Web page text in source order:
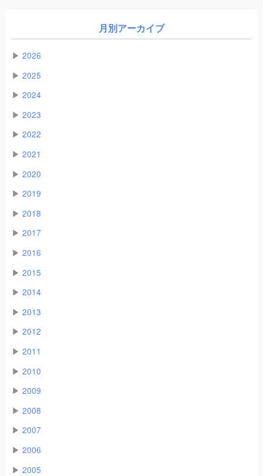
月別アーカイブ
▶ 2026
▶ 2025
▶ 2024
▶ 2023
▶ 2022
▶ 2021
▶ 2020
▶ 2019
▶ 2018
▶ 2017
▶ 2016
▶ 2015
▶ 2014
▶ 2013
▶ 2012
▶ 2011
▶ 2010
▶ 2009
▶ 2008
▶ 2007
▶ 2006
▶ 2005